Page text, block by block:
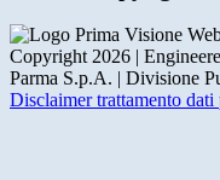
Copyright 2026 |
Parma S.p.A. | Divisione
Disclaimer trattamento dati